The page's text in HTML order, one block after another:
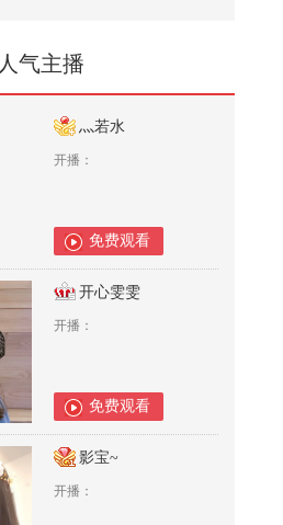
人气主播
灬若水
开播：
免费观看
开心雯雯
开播：
免费观看
影宝~
开播：